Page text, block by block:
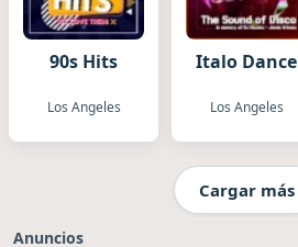
90s Hits
Los Angeles
Italo Dance
Los Angeles
Cargar más
Anuncios